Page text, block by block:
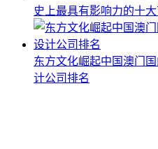
史上最具有影响力的十
东方文化崛起中国澳门
计公司排名